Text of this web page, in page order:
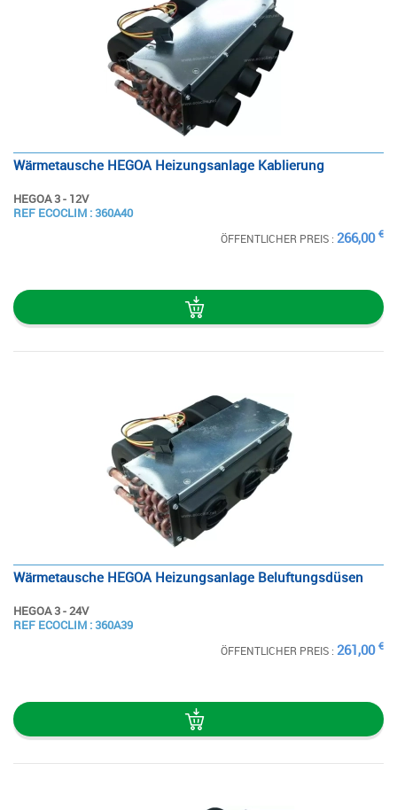
Wärmetausche HEGOA Heizungsanlage Kablierung
HEGOA 3 - 12V
REF ECOCLIM : 360A40
ÖFFENTLICHER PREIS : 266,00 €
Wärmetausche HEGOA Heizungsanlage Beluftungsdüsen
HEGOA 3 - 24V
REF ECOCLIM : 360A39
ÖFFENTLICHER PREIS : 261,00 €